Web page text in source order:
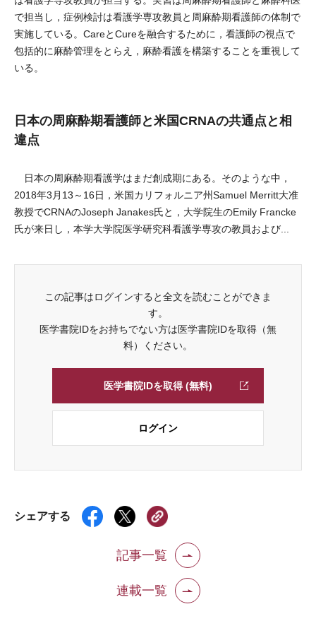
で担当し，症例検討は看護学専攻教員と周麻酔期看護師の体制で
実施している。CareとCureを融合するために，看護師の視点で
包括的に麻酔管理をとらえ，麻酔看護を構築することを重視して
いる。
日本の周麻酔期看護師と米国CRNAの共通点と相
違点
日本の周麻酔期看護学はまだ創成期にある。そのような中，
2018年3月13～16日，米国カリフォルニア州Samuel Merritt大准
教授でCRNAのJoseph Janakes氏と，大学院生のEmily Francke
氏が来日し，本学大学院医学研究科看護学専攻の教員および...
この記事はログインすると全文を読むことができま
す。
医学書院IDをお持ちでない方は医学書院IDを取得（無
料）ください。
医学書院IDを取得 (無料)
ログイン
シェアする
記事一覧
連載一覧